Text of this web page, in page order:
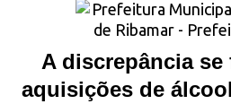
A discrepância se
aquisições de